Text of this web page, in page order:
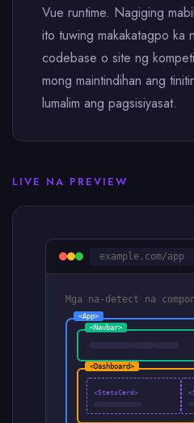
Vue runtime. Nagiging
ito tuwing makakatagpo ka
codebase o site ng
mong maintindihan ang
lumalim ang pagsisiyasat.
LIVE NA PREVIEW
example.com/app
Mga na-detect na
<App>
<Navbar>
<Dashboard>
<StatsCard>